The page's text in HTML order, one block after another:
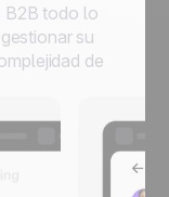
B2B todo lo
su
de